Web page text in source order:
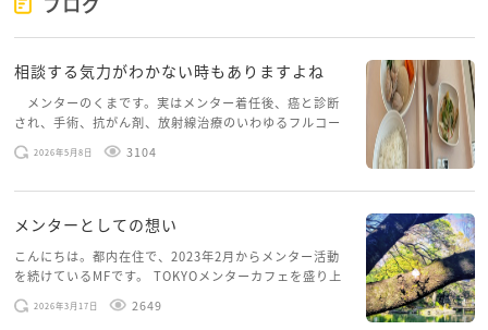
相談する気力がわかない時もありますよね
メンターのくまです。実はメンター着任後、癌と診断
され、手術、抗がん剤、放射線治療のいわゆるフルコー
スを体験していて、しばらくメンターカフェに来られて
いませんでした。体力だけでなく、気力も落ちパソコン
2026年5月8日 3104
メンターとしての想い
こんにちは。都内在住で、2023年2月からメンター活動
を続けているMFです。 TOKYOメンターカフェを盛り上
げたいという想いから、勇気を出して初めてブログを投
稿してみようと思います。少し自分のことを書いてみま
2026年3月17日 2649